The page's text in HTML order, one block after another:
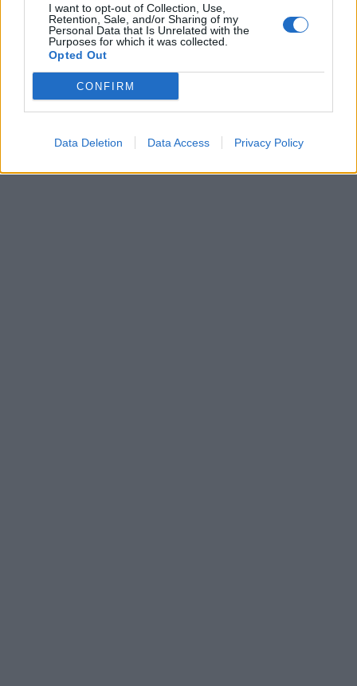
I want to opt-out of Collection, Use,
Retention, Sale, and/or Sharing of my
Personal Data that Is Unrelated with the
Purposes for which it was collected.
Opted Out
CONFIRM
Data Deletion Data Access Privacy Policy